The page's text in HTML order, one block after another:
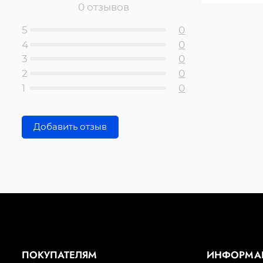
0 отзывов
5
0
4
0
3
0
2
0
1
0
Добавить отзыв
ПОКУПАТЕЛЯМ